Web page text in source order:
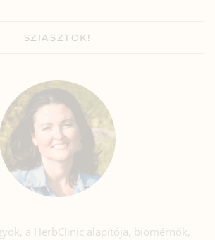
SZIASZTOK!
a HerbClinic alapítója, biomérnök,